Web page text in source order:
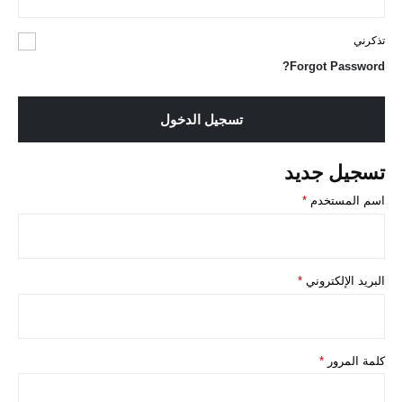
تذكرني
Forgot Password?
تسجيل الدخول
تسجيل جديد
اسم المستخدم *مطلوبة
البريد الإلكتروني *مطلوبة
كلمة المرور *مطلوبة